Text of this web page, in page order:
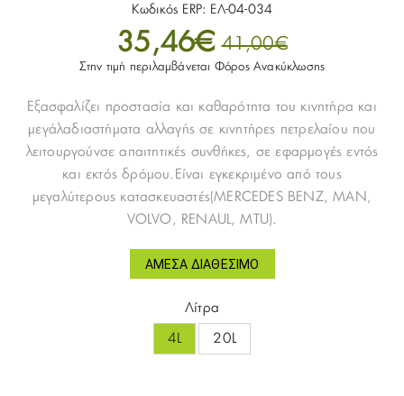
Κωδικός ERP: ΕΛ-04-034
35,46€ 41,00€
Στην τιμή περιλαμβάνεται Φόρος Ανακύκλωσης
Εξασφαλίζει προστασία και καθαρότητα του κινητήρα και
μεγάλαδιαστήματα αλλαγής σε κινητήρες πετρελαίου που
λειτουργούνσε απαιτητικές συνθήκες, σε εφαρμογές εντός
και εκτός δρόμου.Είναι εγκεκριμένο από τους
μεγαλύτερους κατασκευαστές(MERCEDES BENZ, MAN,
VOLVO, RENAUL, MTU).
Λίτρα
4L 20L
ΆΜΕΣΑ ΔΙΑΘΈΣΙΜΟ